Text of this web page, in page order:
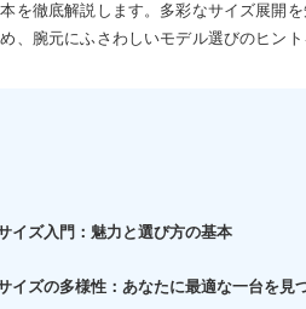
を徹底解説します。多彩なサイズ展開
、腕元にふさわしいモデル選びのヒン
イズ入門：魅力と選び方の基本
イズの多様性：あなたに最適な一台を見